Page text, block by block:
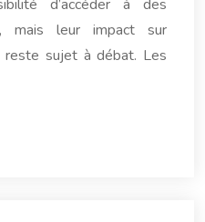
d’accéder à des
mais leur impact sur
reste sujet à débat. Les